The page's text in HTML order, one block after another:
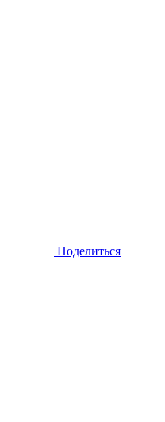
Поделиться